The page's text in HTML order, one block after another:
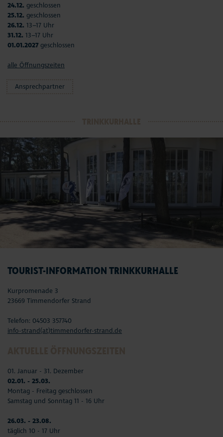
24.12. geschlossen
25.12. geschlossen
26.12. 13–17 Uhr
31.12. 13–17 Uhr
01.01.2027 geschlossen
alle Öffnungszeiten
Ansprechpartner
TOURIST-INFORMATION TRINKKURHALLE
Kurpromenade 3
23669 Timmendorfer Strand
Telefon: 04503 357740
info-strand(at)timmendorfer-strand.de
01. Januar - 31. Dezember
02.01. - 25.03.
Montag - Freitag geschlossen
Samstag und Sonntag 11 - 16 Uhr
26.03. - 23.08.
täglich 10 - 17 Uhr